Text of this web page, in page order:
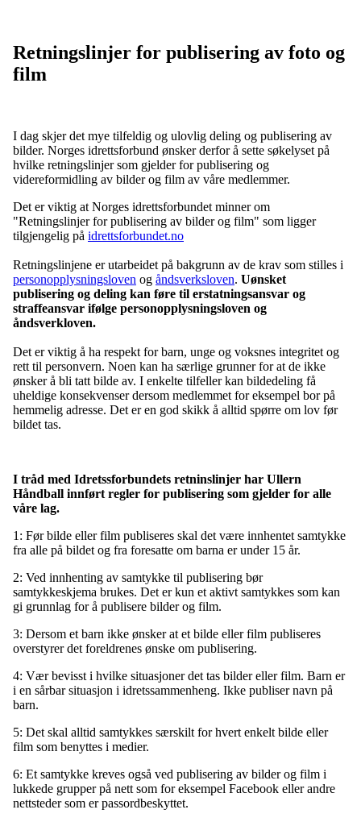
Retningslinjer for publisering av foto og
film
I dag skjer det mye tilfeldig og ulovlig deling og publisering av
bilder. Norges idrettsforbund ønsker derfor å sette søkelyset på
hvilke retningslinjer som gjelder for publisering og
videreformidling av bilder og film av våre medlemmer.
Det er viktig at Norges idrettsforbundet minner om
"Retningslinjer for publisering av bilder og film" som ligger
tilgjengelig på idrettsforbundet.no
Retningslinjene er utarbeidet på bakgrunn av de krav som stilles i
personopplysningsloven og åndsverksloven. Uønsket
publisering og deling kan føre til erstatningsansvar og
straffeansvar ifølge personopplysningsloven og
åndsverkloven.
Det er viktig å ha respekt for barn, unge og voksnes integritet og
rett til personvern. Noen kan ha særlige grunner for at de ikke
ønsker å bli tatt bilde av. I enkelte tilfeller kan bildedeling få
uheldige konsekvenser dersom medlemmet for eksempel bor på
hemmelig adresse. Det er en god skikk å alltid spørre om lov før
bildet tas.
I tråd med Idretssforbundets retninslinjer har Ullern
Håndball innført regler for publisering som gjelder for alle
våre lag.
1: Før bilde eller film publiseres skal det være innhentet samtykke
fra alle på bildet og fra foresatte om barna er under 15 år.
2: Ved innhenting av samtykke til publisering bør
samtykkeskjema brukes. Det er kun et aktivt samtykkes som kan
gi grunnlag for å publisere bilder og film.
3: Dersom et barn ikke ønsker at et bilde eller film publiseres
overstyrer det foreldrenes ønske om publisering.
4: Vær bevisst i hvilke situasjoner det tas bilder eller film. Barn er
i en sårbar situasjon i idretssammenheng. Ikke publiser navn på
barn.
5: Det skal alltid samtykkes særskilt for hvert enkelt bilde eller
film som benyttes i medier.
6: Et samtykke kreves også ved publisering av bilder og film i
lukkede grupper på nett som for eksempel Facebook eller andre
nettsteder som er passordbeskyttet.